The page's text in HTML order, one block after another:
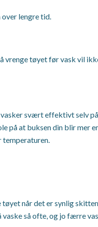
over lengre tid.
vrenge tøyet før vask vil
svært effektivt selv
på at buksen din blir mer
temperaturen.
når det er synlig
så ofte, og jo færre